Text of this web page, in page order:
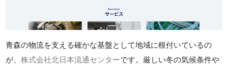
青森の物流を支える確かな基盤として地域に根付いているの
が、株式会社北日本流通センターです。厳しい冬の気候条件や